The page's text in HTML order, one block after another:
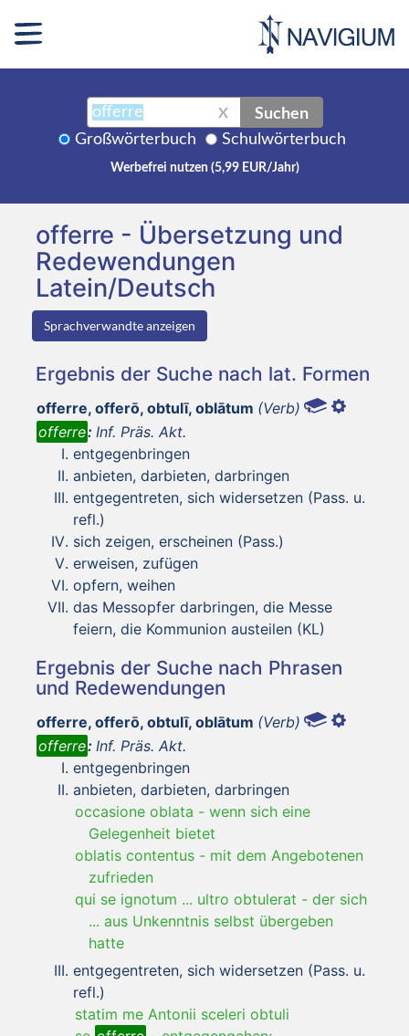
X Suchen
Großwörterbuch Schulwörterbuch
Werbefrei nutzen (5,99 EUR/Jahr)
offerre - Übersetzung und
Redewendungen
Latein/Deutsch
Sprachverwandte anzeigen
Ergebnis der Suche nach lat. Formen
offerre, offerō, obtulī, oblātum (Verb)
offerre: Inf. Präs. Akt.
entgegenbringen
anbieten, darbieten, darbringen
entgegentreten, sich widersetzen (Pass. u.
refl.)
sich zeigen, erscheinen (Pass.)
erweisen, zufügen
opfern, weihen
das Messopfer darbringen, die Messe
feiern, die Kommunion austeilen (KL)
Ergebnis der Suche nach Phrasen
und Redewendungen
offerre, offerō, obtulī, oblātum (Verb)
offerre: Inf. Präs. Akt.
entgegenbringen
anbieten, darbieten, darbringen
occasione oblata - wenn sich eine
Gelegenheit bietet
oblatis contentus - mit dem Angebotenen
zufrieden
qui se ignotum ... ultro obtulerat - der sich
... aus Unkenntnis selbst übergeben
hatte
entgegentreten, sich widersetzen (Pass. u.
refl.)
statim me Antonii sceleri obtuli